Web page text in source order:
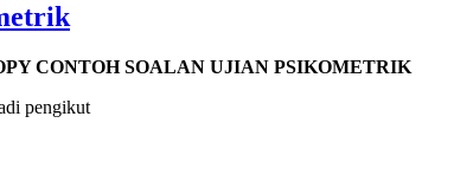
CONTOH SOALAN UJIAN PSIKOMETRIK
pengikut